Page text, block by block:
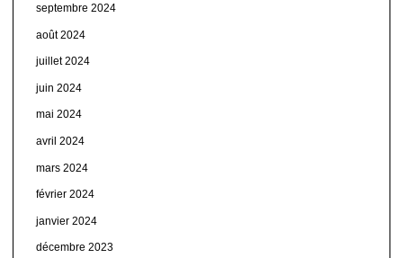
septembre 2024
août 2024
juillet 2024
juin 2024
mai 2024
avril 2024
mars 2024
février 2024
janvier 2024
décembre 2023